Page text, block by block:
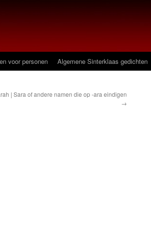
voor personen Algemene Sinterklaas gedichten
| Sara of andere namen die op -ara eindigen
→